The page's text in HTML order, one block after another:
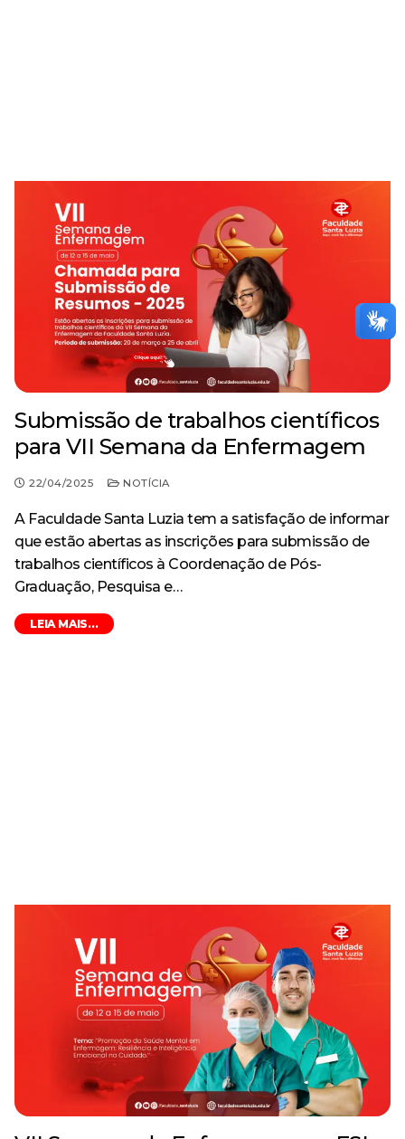
Submissão de trabalhos científicos
para VII Semana da Enfermagem
22/04/2025 NOTÍCIA
A Faculdade Santa Luzia tem a satisfação de informar
que estão abertas as inscrições para submissão de
trabalhos científicos à Coordenação de Pós-
Graduação, Pesquisa e…
LEIA MAIS...